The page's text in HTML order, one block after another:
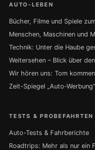
AUTO-LEBEN
Bücher, Filme und Spiele
Menschen, Maschinen und
Technik: Unter die Haube
Weitersehen – Blick über
Wir hören uns: Tom
Zeit-Spiegel „Auto-Werbung“
TESTS & PROBEFAHRTEN
Auto-Tests & Fahrberichte
Roadtrips: Mehr als nur ein